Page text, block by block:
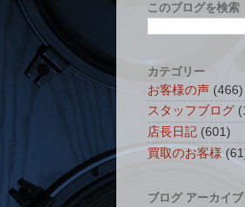
このブログを検索
カテゴリー
お客様の声 (466)
スタッフブログ
店長日記 (601)
買取のお客様
ブログ アーカイブ